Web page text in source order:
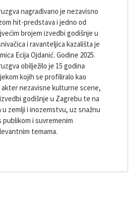
nagrađivano je nezavisno
hit-predstava i jedno od
brojem izvedbi godišnje u
i ravanteljica kazališta je
Ecija Ojdanić. Godine 2025.
obilježilo je 15 godina
kojih se profiliralo kao
akter nezavisne kulturne scene,
godišnje u Zagrebu te na
zemlji i inozemstvu, uz snažnu
i suvremenim
temama.